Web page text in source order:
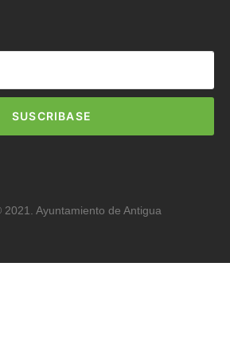
SUSCRIBASE
2021. Ayuntamiento de Antigua